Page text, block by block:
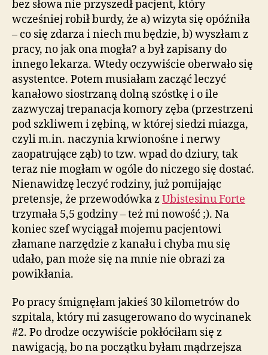
wiem
bez słowa nie przyszedł pacjent, który
wcześniej robił burdy, że a) wizyta się opóźniła
– co się zdarza i niech mu będzie, b) wyszłam z
pracy, no jak ona mogła? a był zapisany do
innego lekarza. Wtedy oczywiście oberwało się
asystentce. Potem musiałam zacząć leczyć
kanałowo siostrzaną dolną szóstkę i o ile
zazwyczaj trepanacja komory zęba (przestrzeni
pod szkliwem i zębiną, w której siedzi miazga,
czyli m.in. naczynia krwionośne i nerwy
zaopatrujące ząb) to tzw. wpad do dziury, tak
teraz nie mogłam w ogóle do niczego się dostać.
Nienawidzę leczyć rodziny, już pomijając
pretensje, że przewodówka zUbistesinu Forte
trzymała 5,5 godziny – też mi nowość ;). Na
koniec szef wyciągał mojemu pacjentowi
złamane narzędzie z kanału i chyba mu się
udało, pan może się na mnie nie obrazi za
powikłania.
Po pracy śmignęłam jakieś 30 kilometrów do
szpitala, który mi zasugerowano do wycinanek
#2. Po drodze oczywiście pokłóciłam się z
nawigacją, bo na początku byłam mądrzejsza